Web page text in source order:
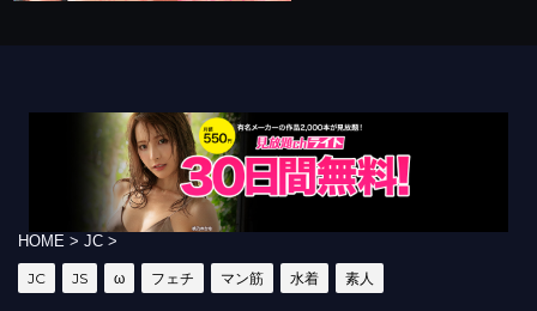
HOME > JC >
JC JS ω フェチ マン筋 水着 素人